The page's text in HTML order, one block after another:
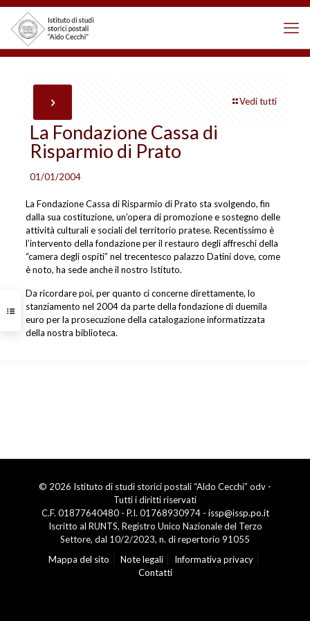
Vedi tutti
La Fondazione Cassa di
Risparmio di Prato
01/01/2004
La Fondazione Cassa di Risparmio di Prato sta svolgendo, fin
dalla sua costituzione, un’opera di promozione e sostegno delle
attività culturali e sociali del territorio pratese. Recentissimo è
l’intervento della fondazione per il restauro degli affreschi della
“camera degli ospiti” nel trecentesco palazzo Datini dove, come
è noto, ha sede anche il nostro Istituto.
Da ricordare poi, per quanto ci concerne direttamente, lo
stanziamento nel 2004 da parte della fondazione di duemila
euro per la prosecuzione della catalogazione informatizzata
della nostra biblioteca.
© 2026 Istituto di studi storici postali “Aldo Cecchi” odv -
Tutti i diritti riservati
C.F. 01877640480 - P.I. 01768930974 - issp@issp.po.it
Iscritto al RUNTS, Registro Unico Nazionale del Terzo
Settore, dal 10/2/2023, n. di repertorio 91055
Mappa del sito
Note legali
Informativa privacy
Contatti